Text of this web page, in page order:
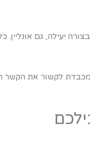
יעילה, גם
לקשור את הקשר